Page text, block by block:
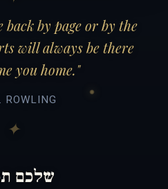
back by page or by the
will always be there
you home."
שלכם